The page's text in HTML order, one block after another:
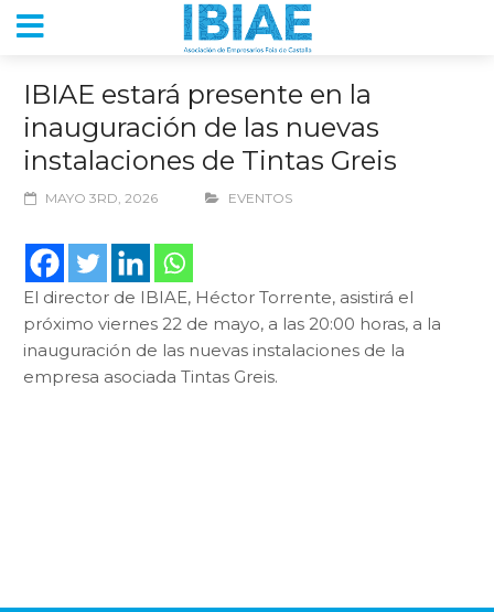
IBIAE estará presente en la
inauguración de las nuevas
instalaciones de Tintas Greis
MAYO 3RD, 2026 EVENTOS
El director de IBIAE, Héctor Torrente, asistirá el
próximo viernes 22 de mayo, a las 20:00 horas, a la
inauguración de las nuevas instalaciones de la
empresa asociada Tintas Greis.